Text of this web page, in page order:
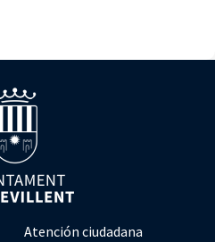
Atención ciudadana